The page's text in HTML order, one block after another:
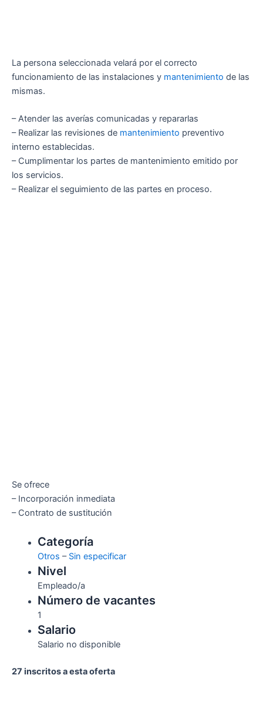
La persona seleccionada velará por el correcto
funcionamiento de las instalaciones y mantenimiento de las
mismas.
– Atender las averías comunicadas y repararlas
– Realizar las revisiones de mantenimiento preventivo
interno establecidas.
– Cumplimentar los partes de mantenimiento emitido por
los servicios.
– Realizar el seguimiento de las partes en proceso.
Se ofrece
– Incorporación inmediata
– Contrato de sustitución
Categoría
Otros – Sin especificar
Nivel
Empleado/a
Número de vacantes
1
Salario
Salario no disponible
27 inscritos a esta oferta